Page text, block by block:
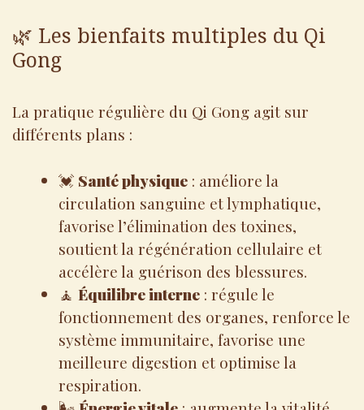
🌿 Les bienfaits multiples du Qi
Gong
La pratique régulière du Qi Gong agit sur
différents plans :
💓 Santé physique : améliore la
circulation sanguine et lymphatique,
favorise l’élimination des toxines,
soutient la régénération cellulaire et
accélère la guérison des blessures.
🧘 Équilibre interne : régule le
fonctionnement des organes, renforce le
système immunitaire, favorise une
meilleure digestion et optimise la
respiration.